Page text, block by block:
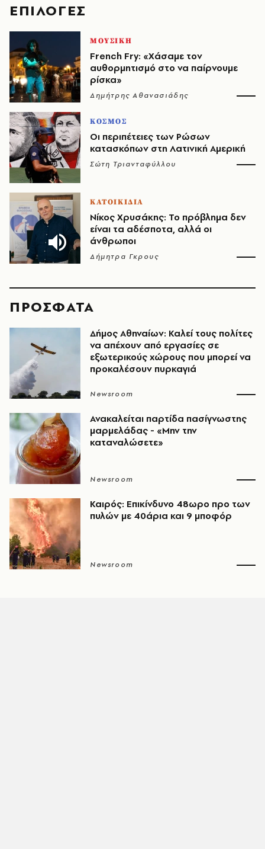
EΠΙΛΟΓΈΣ
ΜΟΥΣΙΚΗ
French Fry: «Χάσαμε τον
αυθορμητισμό στο να παίρνουμε
ρίσκα»
Δημήτρης Αθανασιάδης
ΚΟΣΜΟΣ
Οι περιπέτειες των Ρώσων
κατασκόπων στη Λατινική Αμερική
Σώτη Τριανταφύλλου
ΚΑΤΟΙΚΙΔΙΑ
Νίκος Χρυσάκης: Το πρόβλημα δεν
είναι τα αδέσποτα, αλλά οι
άνθρωποι
Δήμητρα Γκρους
ΠΡΟΣΦΑΤΑ
Δήμος Αθηναίων: Καλεί τους πολίτες
να απέχουν από εργασίες σε
εξωτερικούς χώρους που μπορεί να
προκαλέσουν πυρκαγιά
Newsroom
Ανακαλείται παρτίδα πασίγνωστης
μαρμελάδας - «Μην την
καταναλώσετε»
Newsroom
Καιρός: Επικίνδυνο 48ωρο προ των
πυλών με 40άρια και 9 μποφόρ
Newsroom